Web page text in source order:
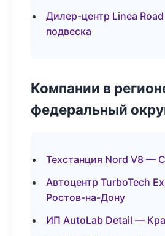
Дилер-центр Linea
подвеска
Компании в
федеральный
Техстанция Nord V8 —
Автоцентр TurboTech
Ростов-на-Дону
ИП AutoLab Detail —